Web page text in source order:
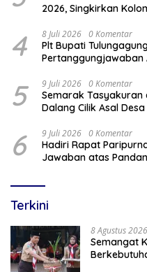
2026, Singkirkan
4 8 Juli 2026 0 Komentar
Plt Bupati
Pertanggungjawaban
5 9 Juli 2026 0 Komentar
Semarak Tasyakuran
Dalang Cilik Asal
6 9 Juli 2026 0 Komentar
Hadiri Rapat
Jawaban atas
Terkini
8 Agustus 2026
Semangat